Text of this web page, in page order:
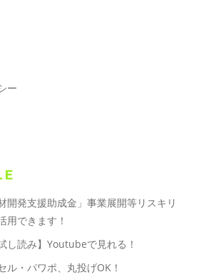
ー
開発支援助成金」事業展開等リスキリ
用できます！
し読み】Youtubeで見れる！
ル・パワポ、丸投げOK！